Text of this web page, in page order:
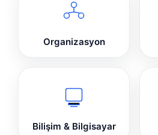
Organizasyon
Bilişim & Bilgisayar